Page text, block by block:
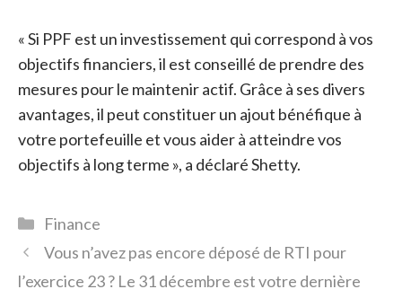
« Si PPF est un investissement qui correspond à vos
objectifs financiers, il est conseillé de prendre des
mesures pour le maintenir actif. Grâce à ses divers
avantages, il peut constituer un ajout bénéfique à
votre portefeuille et vous aider à atteindre vos
objectifs à long terme », a déclaré Shetty.
Catégories
Finance
Vous n’avez pas encore déposé de RTI pour
l’exercice 23 ? Le 31 décembre est votre dernière